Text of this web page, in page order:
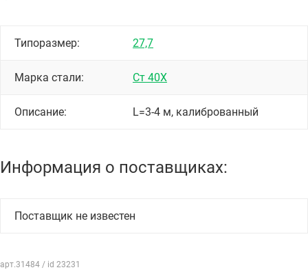
Типоразмер: 27,7
Марка стали: Ст 40Х
Описание: L=3-4 м, калиброванный
Информация о поставщиках:
Поставщик не известен
арт.31484 / id 23231